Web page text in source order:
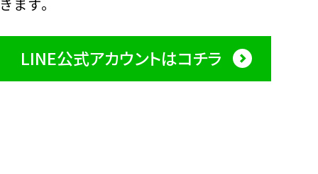
きます。
LINE公式アカウントはコチラ